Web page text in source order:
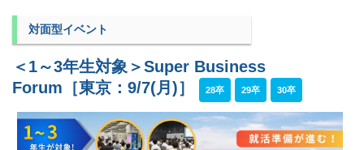
対面型イベント
＜1～3年生対象＞Super Business
Forum［東京：9/7(月)］
28卒 29卒 30卒